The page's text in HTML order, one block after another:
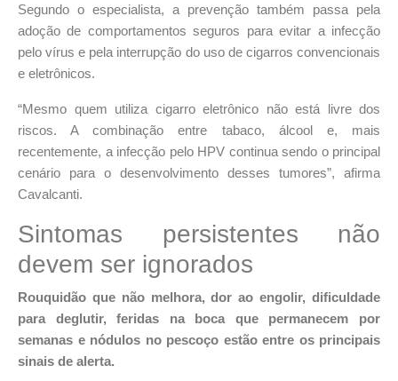
Segundo o especialista, a prevenção também passa pela
adoção de comportamentos seguros para evitar a infecção
pelo vírus e pela interrupção do uso de cigarros convencionais
e eletrônicos.
“Mesmo quem utiliza cigarro eletrônico não está livre dos
riscos. A combinação entre tabaco, álcool e, mais
recentemente, a infecção pelo HPV continua sendo o principal
cenário para o desenvolvimento desses tumores”, afirma
Cavalcanti.
Sintomas persistentes não
devem ser ignorados
Rouquidão que não melhora, dor ao engolir, dificuldade
para deglutir, feridas na boca que permanecem por
semanas e nódulos no pescoço estão entre os principais
sinais de alerta.